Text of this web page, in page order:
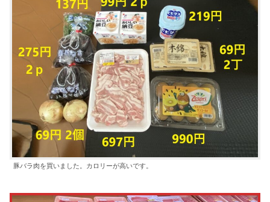
豚バラ肉を買いました。カロリーが高いです。